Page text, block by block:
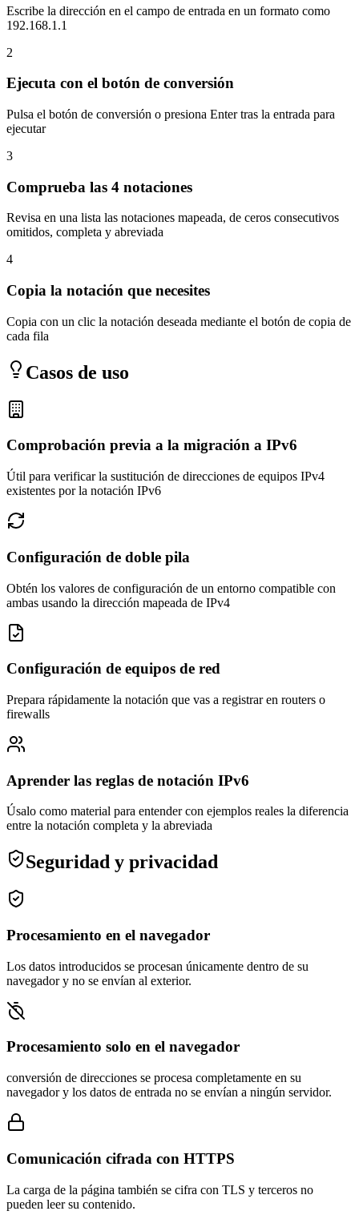
Escribe la dirección en el campo de entrada en un formato como
192.168.1.1
2
Ejecuta con el botón de conversión
Pulsa el botón de conversión o presiona Enter tras la entrada para
ejecutar
3
Comprueba las 4 notaciones
Revisa en una lista las notaciones mapeada, de ceros consecutivos
omitidos, completa y abreviada
4
Copia la notación que necesites
Copia con un clic la notación deseada mediante el botón de copia de
cada fila
Casos de uso
Comprobación previa a la migración a IPv6
Útil para verificar la sustitución de direcciones de equipos IPv4
existentes por la notación IPv6
Configuración de doble pila
Obtén los valores de configuración de un entorno compatible con
ambas usando la dirección mapeada de IPv4
Configuración de equipos de red
Prepara rápidamente la notación que vas a registrar en routers o
firewalls
Aprender las reglas de notación IPv6
Úsalo como material para entender con ejemplos reales la diferencia
entre la notación completa y la abreviada
Seguridad y privacidad
Procesamiento en el navegador
Los datos introducidos se procesan únicamente dentro de su
navegador y no se envían al exterior.
Procesamiento solo en el navegador
conversión de direcciones se procesa completamente en su
navegador y los datos de entrada no se envían a ningún servidor.
Comunicación cifrada con HTTPS
La carga de la página también se cifra con TLS y terceros no
pueden leer su contenido.